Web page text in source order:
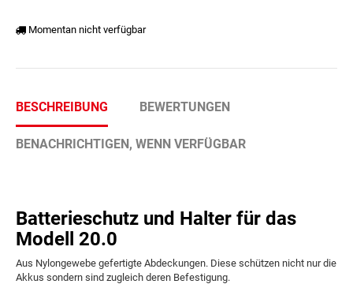
Momentan nicht verfügbar
BESCHREIBUNG BEWERTUNGEN
BENACHRICHTIGEN, WENN VERFÜGBAR
Batterieschutz und Halter für das
Modell 20.0
Aus Nylongewebe gefertigte Abdeckungen. Diese schützen nicht nur die
Akkus sondern sind zugleich deren Befestigung.